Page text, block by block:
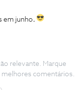
em junho.
relevante. Marque
melhores comentários.